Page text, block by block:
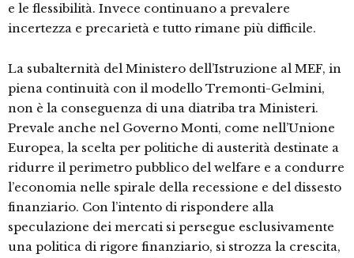
e le flessibilità. Invece continuano a prevalere
incertezza e precarietà e tutto rimane più difficile.
La subalternità del Ministero dell’Istruzione al MEF, in
piena continuità con il modello Tremonti-Gelmini,
non è la conseguenza di una diatriba tra Ministeri.
Prevale anche nel Governo Monti, come nell’Unione
Europea, la scelta per politiche di austerità destinate a
ridurre il perimetro pubblico del welfare e a condurre
l’economia nelle spirale della recessione e del dissesto
finanziario. Con l’intento di rispondere alla
speculazione dei mercati si persegue esclusivamente
una politica di rigore finanziario, si strozza la crescita,